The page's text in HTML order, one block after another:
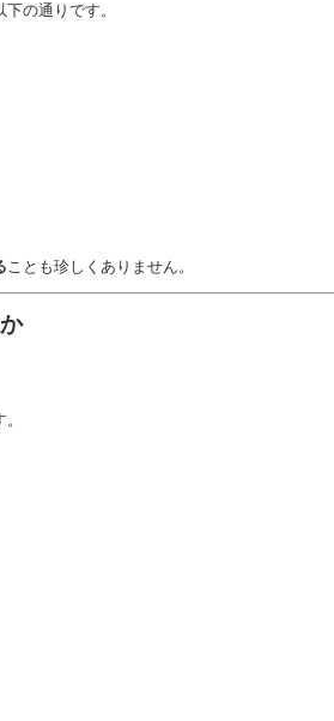
の通りです。
ことも珍しくありません。